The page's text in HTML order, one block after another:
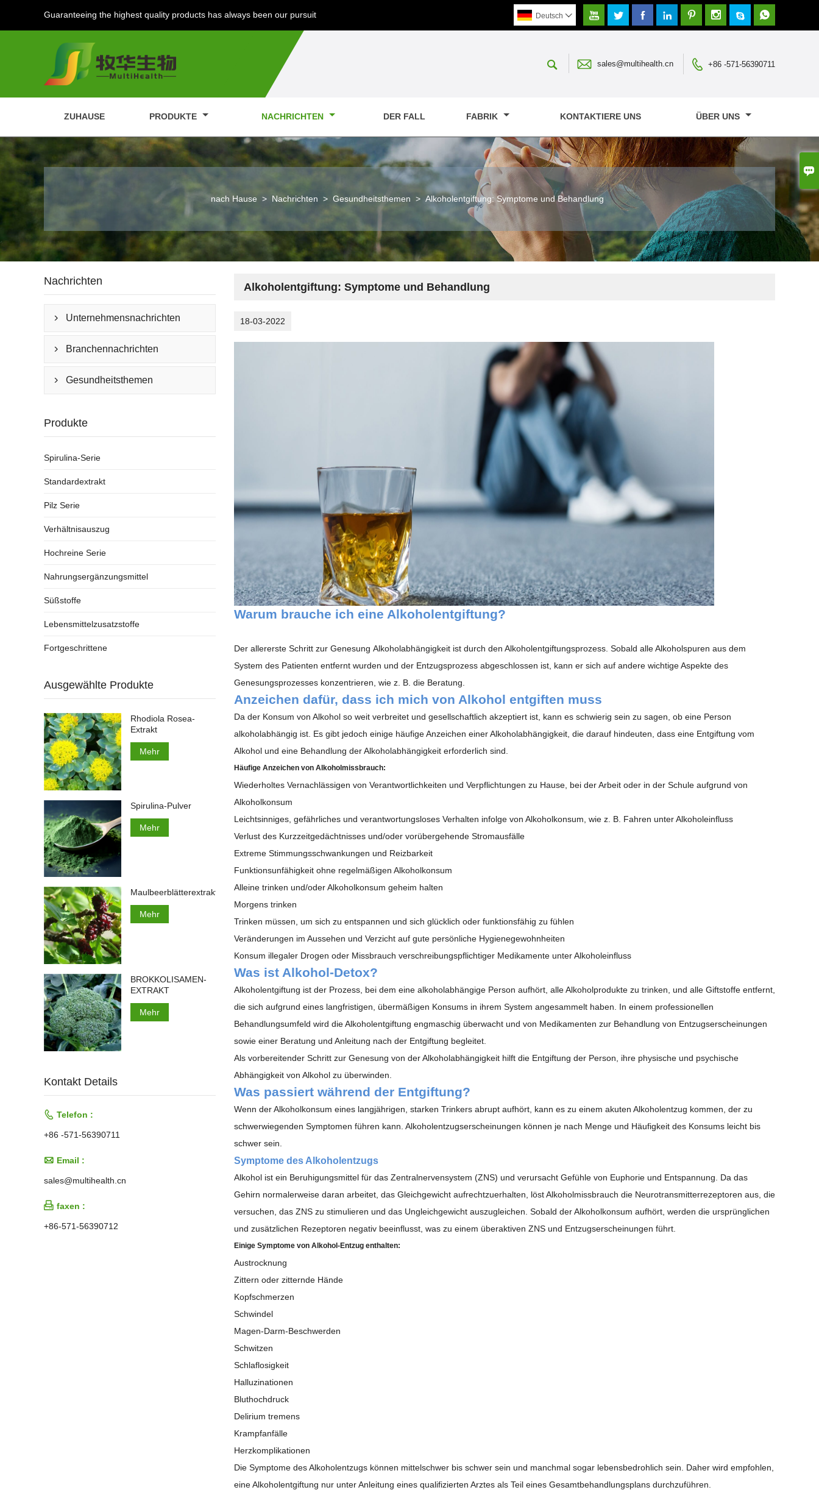

Guaranteeing the highest quality products has always been our pursuit        
Deutsch 
  sales@multihealth.cn  +86 -571-56390711
ZUHAUSE PRODUKTE NACHRICHTEN DER FALL FABRIK KONTAKTIERE UNS ÜBER UNS
nach Hause > Nachrichten > Gesundheitsthemen > Alkoholentgiftung: Symptome und Behandlung
Alkoholentgiftung: Symptome und Behandlung
18-03-2022
Warum brauche ich eine Alkoholentgiftung?
Der allererste Schritt zur Genesung Alkoholabhängigkeit ist durch den Alkoholentgiftungsprozess. Sobald alle Alkoholspuren aus dem
System des Patienten entfernt wurden und der Entzugsprozess abgeschlossen ist, kann er sich auf andere wichtige Aspekte des
Genesungsprozesses konzentrieren, wie z. B. die Beratung.
Anzeichen dafür, dass ich mich von Alkohol entgiften muss
Da der Konsum von Alkohol so weit verbreitet und gesellschaftlich akzeptiert ist, kann es schwierig sein zu sagen, ob eine Person
alkoholabhängig ist. Es gibt jedoch einige häufige Anzeichen einer Alkoholabhängigkeit, die darauf hindeuten, dass eine Entgiftung vom
Alkohol und eine Behandlung der Alkoholabhängigkeit erforderlich sind.
Häufige Anzeichen von Alkoholmissbrauch:
Wiederholtes Vernachlässigen von Verantwortlichkeiten und Verpflichtungen zu Hause, bei der Arbeit oder in der Schule aufgrund von
Alkoholkonsum
Leichtsinniges, gefährliches und verantwortungsloses Verhalten infolge von Alkoholkonsum, wie z. B. Fahren unter Alkoholeinfluss
Verlust des Kurzzeitgedächtnisses und/oder vorübergehende Stromausfälle
Extreme Stimmungsschwankungen und Reizbarkeit
Funktionsunfähigkeit ohne regelmäßigen Alkoholkonsum
Alleine trinken und/oder Alkoholkonsum geheim halten
Morgens trinken
Trinken müssen, um sich zu entspannen und sich glücklich oder funktionsfähig zu fühlen
Veränderungen im Aussehen und Verzicht auf gute persönliche Hygienegewohnheiten
Konsum illegaler Drogen oder Missbrauch verschreibungspflichtiger Medikamente unter Alkoholeinfluss
Was ist Alkohol-Detox?
Alkoholentgiftung ist der Prozess, bei dem eine alkoholabhängige Person aufhört, alle Alkoholprodukte zu trinken, und alle Giftstoffe entfernt,
die sich aufgrund eines langfristigen, übermäßigen Konsums in ihrem System angesammelt haben. In einem professionellen
Behandlungsumfeld wird die Alkoholentgiftung engmaschig überwacht und von Medikamenten zur Behandlung von Entzugserscheinungen
sowie einer Beratung und Anleitung nach der Entgiftung begleitet.
Als vorbereitender Schritt zur Genesung von der Alkoholabhängigkeit hilft die Entgiftung der Person, ihre physische und psychische
Abhängigkeit von Alkohol zu überwinden.
Was passiert während der Entgiftung?
Wenn der Alkoholkonsum eines langjährigen, starken Trinkers abrupt aufhört, kann es zu einem akuten Alkoholentzug kommen, der zu
schwerwiegenden Symptomen führen kann. Alkoholentzugserscheinungen können je nach Menge und Häufigkeit des Konsums leicht bis
schwer sein.
Symptome des Alkoholentzugs
Alkohol ist ein Beruhigungsmittel für das Zentralnervensystem (ZNS) und verursacht Gefühle von Euphorie und Entspannung. Da das
Gehirn normalerweise daran arbeitet, das Gleichgewicht aufrechtzuerhalten, löst Alkoholmissbrauch die Neurotransmitterrezeptoren aus, die
versuchen, das ZNS zu stimulieren und das Ungleichgewicht auszugleichen. Sobald der Alkoholkonsum aufhört, werden die ursprünglichen
und zusätzlichen Rezeptoren negativ beeinflusst, was zu einem überaktiven ZNS und Entzugserscheinungen führt.
Einige Symptome von Alkohol-Entzug enthalten:
Austrocknung
Zittern oder zitternde Hände
Kopfschmerzen
Schwindel
Magen-Darm-Beschwerden
Schwitzen
Schlaflosigkeit
Halluzinationen
Bluthochdruck
Delirium tremens
Krampfanfälle
Herzkomplikationen
Die Symptome des Alkoholentzugs können mittelschwer bis schwer sein und manchmal sogar lebensbedrohlich sein. Daher wird empfohlen,
eine Alkoholentgiftung nur unter Anleitung eines qualifizierten Arztes als Teil eines Gesamtbehandlungsplans durchzuführen.
Nachrichten
 Unternehmensnachrichten
 Branchennachrichten
 Gesundheitsthemen
Produkte
Spirulina-Serie
Standardextrakt
Pilz Serie
Verhältnisauszug
Hochreine Serie
Nahrungsergänzungsmittel
Süßstoffe
Lebensmittelzusatzstoffe
Fortgeschrittene
Ausgewählte Produkte
Rhodiola Rosea-
Extrakt
Mehr
Spirulina-Pulver
Mehr
Maulbeerblätterextrakt
Mehr
BROKKOLISAMEN-
EXTRAKT
Mehr
Kontakt Details
 Telefon :
+86 -571-56390711
 Email :
sales@multihealth.cn
 faxen :
+86-571-56390712